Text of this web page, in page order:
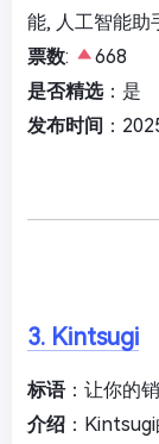
能, 人工智能助
票数:
668
是否精选：是
发布时间 ：
3. Kintsugi
标语：让你的
介绍 ：